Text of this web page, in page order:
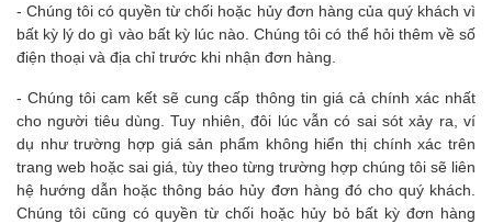
- Chúng tôi có quyền từ chối hoặc hủy đơn hàng của quý khách vì
bất kỳ lý do gì vào bất kỳ lúc nào. Chúng tôi có thể hỏi thêm về số
điện thoại và địa chỉ trước khi nhận đơn hàng.
- Chúng tôi cam kết sẽ cung cấp thông tin giá cả chính xác nhất
cho người tiêu dùng. Tuy nhiên, đôi lúc vẫn có sai sót xảy ra, ví
dụ như trường hợp giá sản phẩm không hiển thị chính xác trên
trang web hoặc sai giá, tùy theo từng trường hợp chúng tôi sẽ liên
hệ hướng dẫn hoặc thông báo hủy đơn hàng đó cho quý khách.
Chúng tôi cũng có quyền từ chối hoặc hủy bỏ bất kỳ đơn hàng